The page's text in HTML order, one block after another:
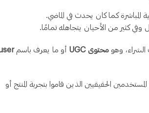
المباشرة كما كان يحدث في الماضي.
وفي كثير من الأحيان يتجاهله تمامًا.
الشراء، وهو محتوى UGC أو ما يعرف باسم
الحقيقيين الذين قاموا بتجربة المنتج أو